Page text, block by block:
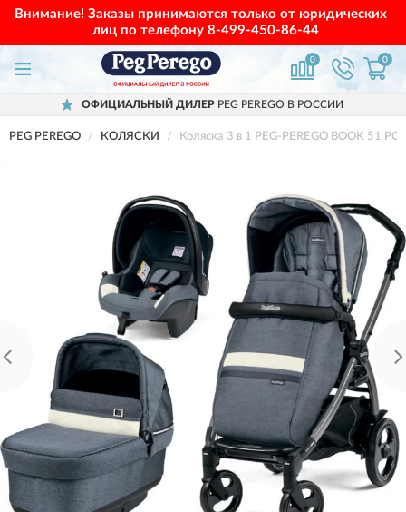
Внимание! Заказы принимаются только от юридических
лиц по телефону 8-499-450-86-44
0 0
ОФИЦИАЛЬНЫЙ ДИЛЕР PEG PEREGO В РОССИИ
PEG PEREGO КОЛЯСКИ Коляска 3 в 1 PEG-PEREGO BOOK 51